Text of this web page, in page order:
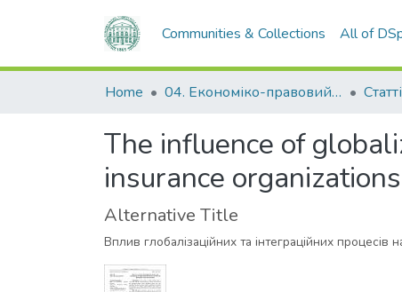
Communities & Collections All of
Home 04. Економіко-правовий факультет
The influence of
insurance organizations
Alternative Title
Вплив глобалізаційних та інтеграційних процесів